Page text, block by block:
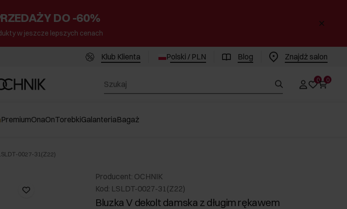
DO -60%
w jeszcze lepszych cenach
Klub Klienta Polski / PLN Blog Znajdż salon
0 0
PremiumOnaOnTorebkiGalanteriaBagaż
0027-31(Z22)
Producent: OCHNIK
Kod: LSLDT-0027-31(Z22)
Bluzka V dekolt damska z długim rękawem